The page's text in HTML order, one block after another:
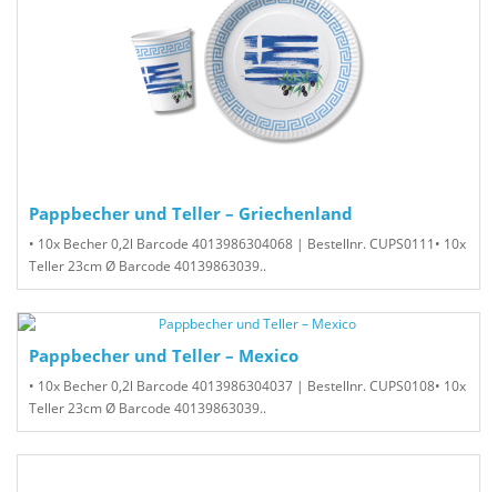
Pappbecher und Teller – Griechenland
• 10x Becher 0,2l Barcode 4013986304068 | Bestellnr. CUPS0111• 10x
Teller 23cm Ø Barcode 40139863039..
Pappbecher und Teller – Mexico
• 10x Becher 0,2l Barcode 4013986304037 | Bestellnr. CUPS0108• 10x
Teller 23cm Ø Barcode 40139863039..